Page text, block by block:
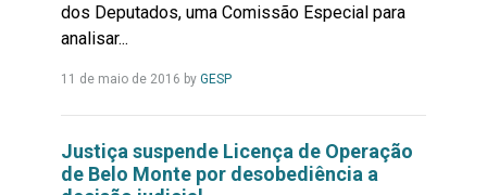
dos Deputados, uma Comissão Especial para
analisar...
11 de maio de 2016 by GESPLeia
Justiça suspende Licença de Operação
de Belo Monte por desobediência a